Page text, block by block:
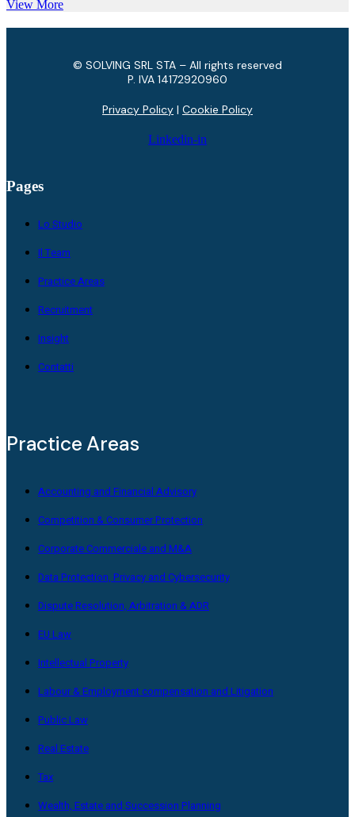
View More
© SOLVING SRL STA – All rights reserved
P. IVA ​14172920960
Privacy Policy | Cookie Policy
Linkedin-in
Pages
Lo Studio
Il Team
Practice Areas
Recruitment
Insight
Contatti
Practice Areas
Accounting and Financial Advisory
Competition & Consumer Protection
Corporate Commerciale and M&A
Data Protection, Privacy and Cybersecurity
Dispute Resolution, Arbitration & ADR
EU Law
Intellectual Property
Labour & Employment compensation and Litigation
Public Law
Real Estate
Tax
Wealth, Estate and Succession Planning